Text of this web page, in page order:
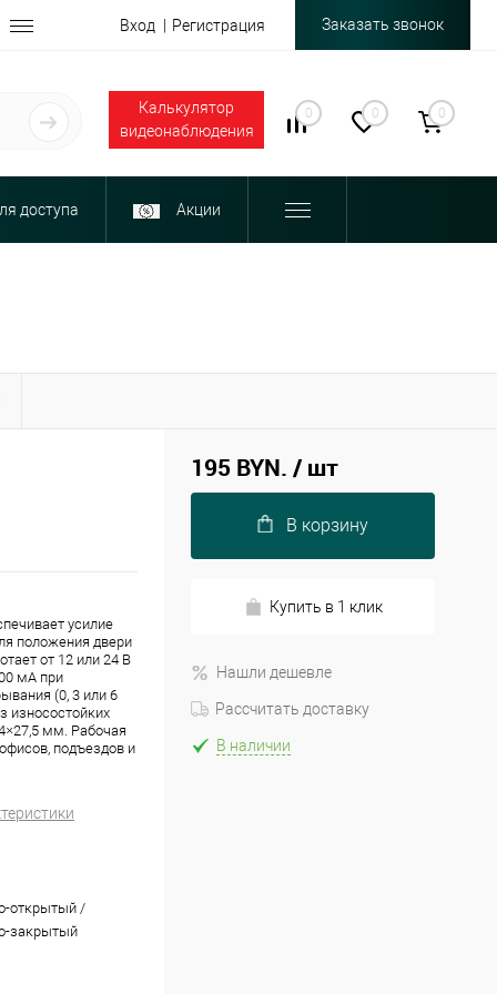
Вход Регистрация Заказать звонок
Калькулятор
видеонаблюдения
0 0 0
доступа Акции
усилие
положения двери
от 12 или 24 В
мА при
(0, 3 или 6
износостойких
мм. Рабочая
подъездов и
открытый /
закрытый
195 BYN. / шт
В корзину
Купить в 1 клик
Нашли дешевле
Рассчитать доставку
В наличии